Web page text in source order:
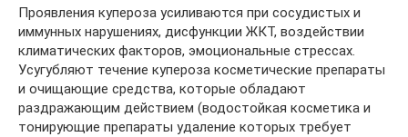
Проявления купероза усиливаются при сосудистых и
иммунных нарушениях, дисфункции ЖКТ, воздействии
климатических факторов, эмоциональные стрессах.
Усугубляют течение купероза косметические препараты
и очищающие средства, которые обладают
раздражающим действием (водостойкая косметика и
тонирующие препараты удаление которых требует